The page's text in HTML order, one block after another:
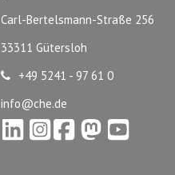
Carl-Bertelsmann-Straße 256
33311 Gütersloh
+49 5241 - 97 61 0
info@che.de